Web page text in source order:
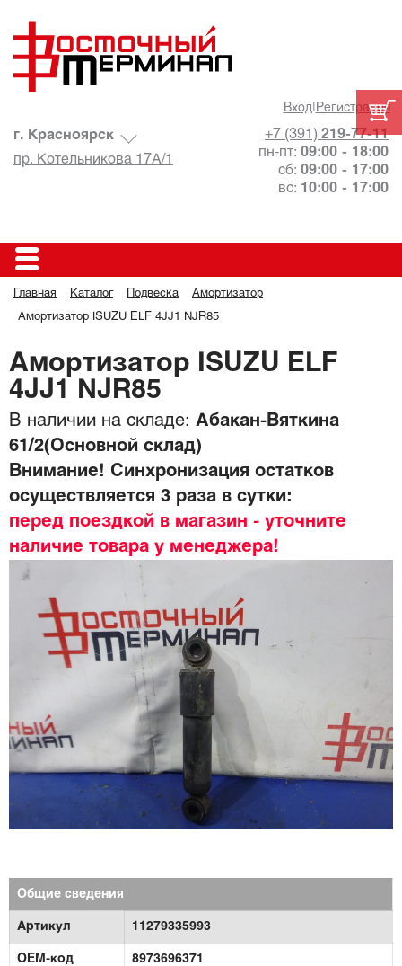
Вход| Регистрация
+7 (391) 219-77-11
пн-пт: 09:00 - 18:00
сб: 09:00 - 17:00
вс: 10:00 - 17:00
г. Красноярск
пр. Котельникова 17А/1
Главная Каталог Подвеска Амортизатор
Амортизатор ISUZU ELF 4JJ1 NJR85
Амортизатор ISUZU ELF
4JJ1 NJR85
В наличии на складе: Абакан-Вяткина
61/2(Основной склад)
Внимание! Синхронизация остатков
осуществляется 3 раза в сутки:
перед поездкой в магазин - уточните
наличие товара у менеджера!
Общие сведения
Артикул 11279335993
OEM-код 8973696371